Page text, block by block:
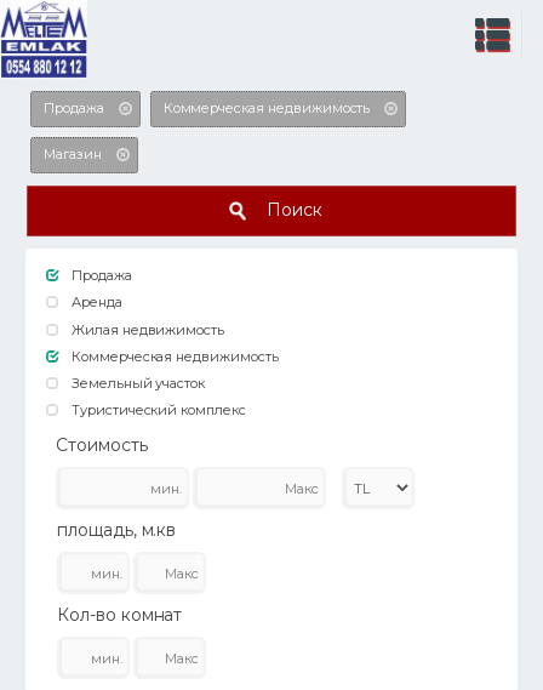
Продажа Коммерческая недвижимость
Магазин
Поиск
Продажа
Аренда
Жилая недвижимость
Коммерческая недвижимость
Земельный участок
Туристический комплекс
Стоимость
площадь, м.кв
Кол-во комнат